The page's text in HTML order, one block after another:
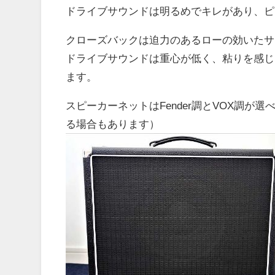
ドライブサウンドは明るめでキレがあり、
クローズバックは迫力のあるローの効いた
ドライブサウンドは重心が低く、粘りを感
ます。
スピーカーネットはFender調とVOX調が選
る場合もあります）